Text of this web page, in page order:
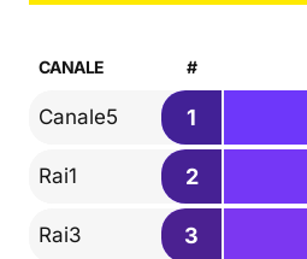
CANALE #
Canale5 1
Rai1 2
Rai3 3